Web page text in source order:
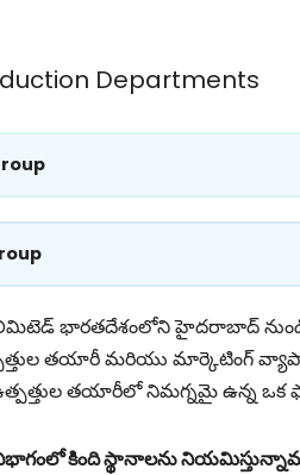
Departments
భారతదేశంలోని హైదరాబాద్ నుండి
తయారీ మరియు మార్కెటింగ్
తయారీలో నిమగ్నమై ఉన్న ఒక
కింది స్థానాలను